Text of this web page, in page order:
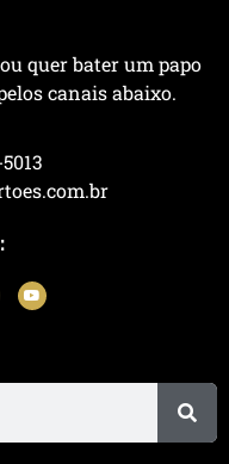
quer bater um papo
canais abaixo.